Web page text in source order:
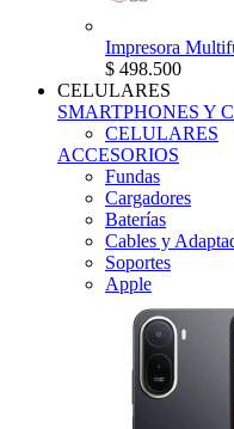
Impresora
$ 498.500
CELULARES
SMARTPHONES Y
CELULARES
ACCESORIOS
Fundas
Cargadores
Baterías
Cables y
Soportes
Apple